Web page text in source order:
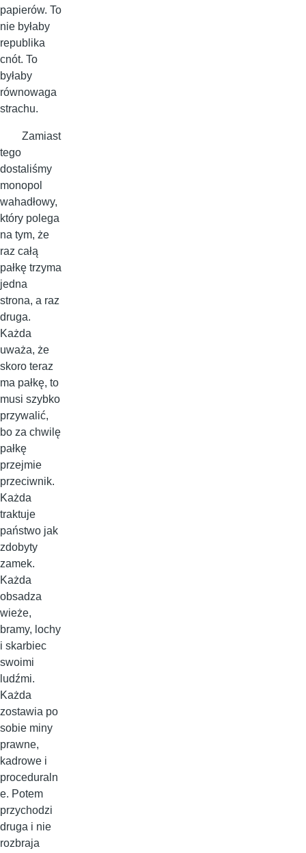
papierów. To
nie byłaby
republika
cnót. To
byłaby
równowaga
strachu.
Zamiast
tego
dostaliśmy
monopol
wahadłowy,
który polega
na tym, że
raz całą
pałkę trzyma
jedna
strona, a raz
druga.
Każda
uważa, że
skoro teraz
ma pałkę, to
musi szybko
przywalić,
bo za chwilę
pałkę
przejmie
przeciwnik.
Każda
traktuje
państwo jak
zdobyty
zamek.
Każda
obsadza
wieże,
bramy, lochy
i skarbiec
swoimi
ludźmi.
Każda
zostawia po
sobie miny
prawne,
kadrowe i
proceduraln
e. Potem
przychodzi
druga i nie
rozbraja